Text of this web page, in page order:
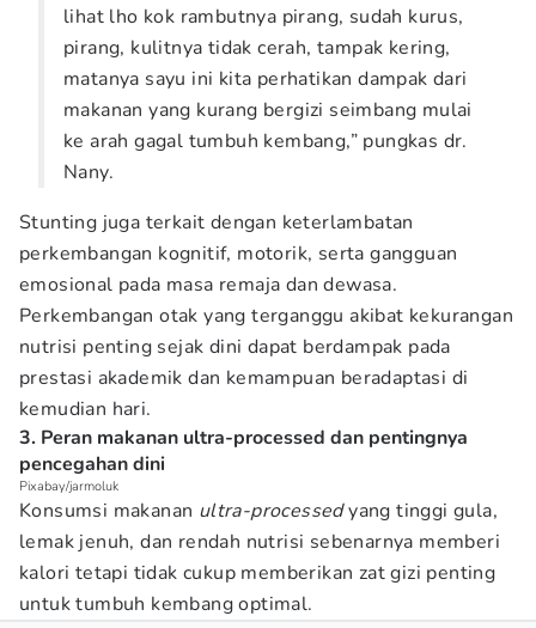
lihat lho kok rambutnya pirang, sudah kurus,
pirang, kulitnya tidak cerah, tampak kering,
matanya sayu ini kita perhatikan dampak dari
makanan yang kurang bergizi seimbang mulai
ke arah gagal tumbuh kembang,” pungkas dr.
Nany.
Stunting juga terkait dengan keterlambatan
perkembangan kognitif, motorik, serta gangguan
emosional pada masa remaja dan dewasa.
Perkembangan otak yang terganggu akibat kekurangan
nutrisi penting sejak dini dapat berdampak pada
prestasi akademik dan kemampuan beradaptasi di
kemudian hari.
3. Peran makanan ultra-processed dan pentingnya
pencegahan dini
Pixabay/jarmoluk
Konsumsi makanan ultra-processedyang tinggi gula,
lemak jenuh, dan rendah nutrisi sebenarnya memberi
kalori tetapi tidak cukup memberikan zat gizi penting
untuk tumbuh kembang optimal.